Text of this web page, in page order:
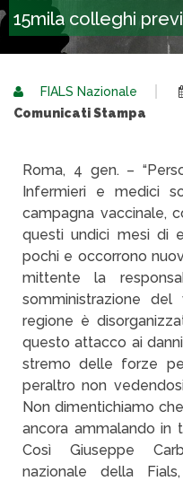
15mila colleghi
FIALS Nazionale
Comunicati Stampa
Roma, 4 gen. –
Infermieri e medici
campagna vaccinale,
questi undici mesi di
pochi e occorrono
mittente la
somministrazione
regione è
questo attacco ai
stremo delle forze
peraltro non
Non dimentichiamo
ancora ammalando in
Così Giuseppe
nazionale della